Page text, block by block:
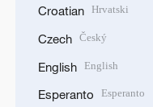
Croatian Hrvatski
Czech Český
English English
Esperanto Esperanto